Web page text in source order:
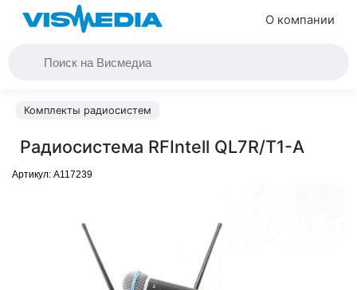
О компании
Комплекты радиосистем
Радиосистема RFIntell QL7R/T1-A
Артикул: A117239